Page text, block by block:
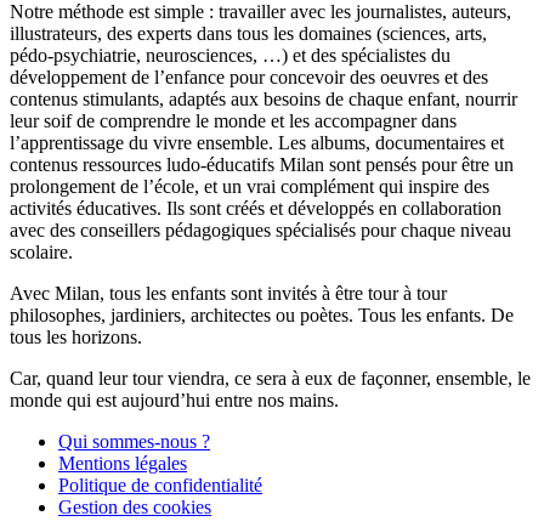
Notre méthode est simple : travailler avec les journalistes, auteurs,
illustrateurs, des experts dans tous les domaines (sciences, arts,
pédo-psychiatrie, neurosciences, …) et des spécialistes du
développement de l’enfance pour concevoir des oeuvres et des
contenus stimulants, adaptés aux besoins de chaque enfant, nourrir
leur soif de comprendre le monde et les accompagner dans
l’apprentissage du vivre ensemble. Les albums, documentaires et
contenus ressources ludo-éducatifs Milan sont pensés pour être un
prolongement de l’école, et un vrai complément qui inspire des
activités éducatives. Ils sont créés et développés en collaboration
avec des conseillers pédagogiques spécialisés pour chaque niveau
scolaire.
Avec Milan, tous les enfants sont invités à être tour à tour
philosophes, jardiniers, architectes ou poètes. Tous les enfants. De
tous les horizons.
Car, quand leur tour viendra, ce sera à eux de façonner, ensemble, le
monde qui est aujourd’hui entre nos mains.
Qui sommes-nous ?
Mentions légales
Politique de confidentialité
Gestion des cookies